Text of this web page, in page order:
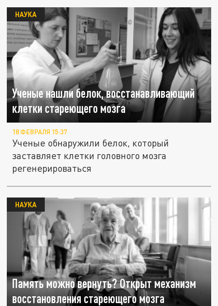
Ученые нашли белок, восстанавливающий
клетки стареющего мозга
НАУКА
18 ФЕВРАЛЯ 15:37
Ученые обнаружили белок, который
заставляет клетки головного мозга
регенерироваться
Память можно вернуть? Открыт механизм
восстановления стареющего мозга
НАУКА